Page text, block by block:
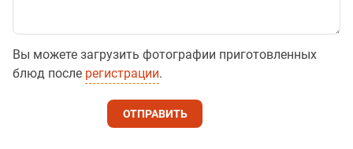
Вы можете загрузить фотографии приготовленных
блюд после регистрации.
ОТПРАВИТЬ